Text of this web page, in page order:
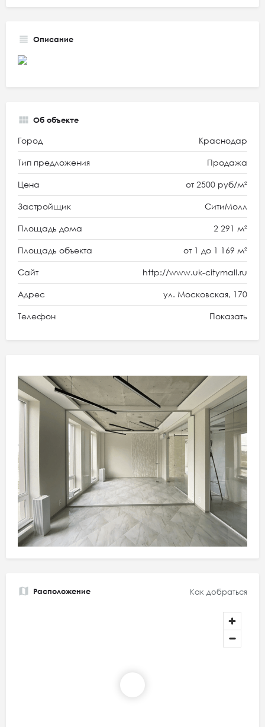
Описание
Об объекте
Город Краснодар
Тип предложения Продажа
Цена от 2500 руб/м²
Застройщик СитиМолл
Площадь дома 2 291 м²
Площадь объекта от 1 до 1 169 м²
Сайт http://www.uk-citymall.ru
Адрес ул. Московская, 170
Телефон Показать
Расположение Как добраться